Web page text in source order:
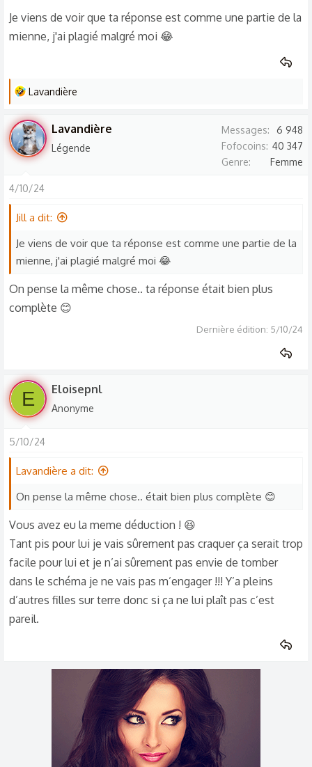
Je viens de voir que ta réponse est comme une partie de la
mienne, j'ai plagié malgré moi 😂
L
s
r
é
c
i
n
s
Lavandière
Lavandière
Légende
Messages
6 948
Fofocoins 40 347
Genre
Femme
4/10/24
Jill a dit:
Je viens de voir que ta réponse est comme une partie de la
mienne, j'ai plagié malgré moi 😂
On pense la même chose.. ta réponse était bien plus
complète 😊
Dernière édition: 5/10/24
E Eloisepnl
Anonyme
5/10/24
Lavandière a dit:
On pense la même chose.. était bien plus complète 😊
Vous avez eu la meme déduction ! 😆
Tant pis pour lui je vais sûrement pas craquer ça serait trop
facile pour lui et je n’ai sûrement pas envie de tomber
dans le schéma je ne vais pas m’engager !!! Y’a pleins
d’autres filles sur terre donc si ça ne lui plaît pas c’est
pareil.